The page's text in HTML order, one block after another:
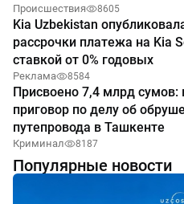
Происшествия 8605
Kia Uzbekistan
рассрочки платежа на Kia
ставкой от 0% годовых
Реклама 8584
Присвоено 7,4 млрд сумов:
приговор по делу об
путепровода в Ташкенте
Криминал 8187
Популярные новости